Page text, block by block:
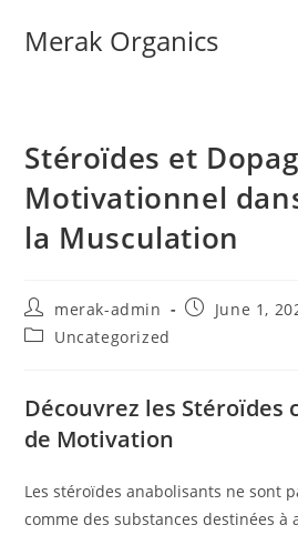
Merak Organics
Stéroïdes et
Motivationnel
la Musculation
merak-admin
June 1,
Uncategorized
Découvrez les Stéroïdes
de Motivation
Les stéroïdes anabolisants ne sont
comme des substances destinées à